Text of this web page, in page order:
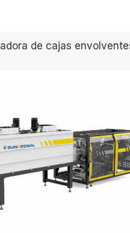
de cajas